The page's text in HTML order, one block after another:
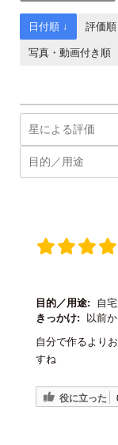
日付順 ↓ 評価順
写真・動画付き順
目的／用途:
自
きっかけ:
以前
自分で作るより
すね
役に立った